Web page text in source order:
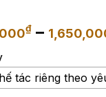
₫ –
tác riêng theo